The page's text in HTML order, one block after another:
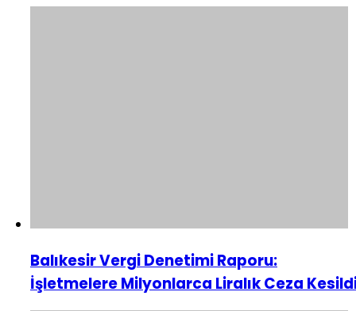
Balıkesir Vergi Denetimi Raporu:
İşletmelere Milyonlarca Liralık Ceza